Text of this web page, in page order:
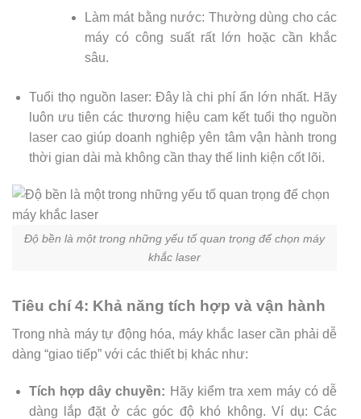
Làm mát bằng nước: Thường dùng cho các
máy có công suất rất lớn hoặc cần khắc
sâu.
Tuổi thọ nguồn laser: Đây là chi phí ẩn lớn nhất. Hãy
luôn ưu tiên các thương hiệu cam kết tuổi thọ nguồn
laser cao giúp doanh nghiệp yên tâm vận hành trong
thời gian dài mà không cần thay thế linh kiện cốt lõi.
Độ bền là một trong những yếu tố quan trọng để chọn máy
khắc laser
Tiêu chí 4: Khả năng tích hợp và vận hành
Trong nhà máy tự động hóa, máy khắc laser cần phải dễ
dàng “giao tiếp” với các thiết bị khác như:
Tích hợp dây chuyền: Hãy kiểm tra xem máy có dễ
dàng lắp đặt ở các góc độ khó không. Ví dụ: Các